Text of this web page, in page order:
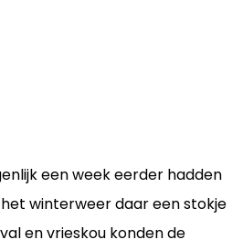
een week eerder hadden
winterweer daar een stokje
en vrieskou konden de